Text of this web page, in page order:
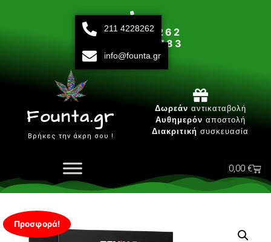
211 42 28 262
693 15 80 783
Δευτ-Παρ 10:00 - 20:00
Founta.gr
Βρήκες την άκρη σου !
Δωρεάν αντικαταβολή
Αυθημερόν αποστολή
Διακριτική συσκευασία
0,00 €
Προσφορά!
211 4228262
info@founta.gr